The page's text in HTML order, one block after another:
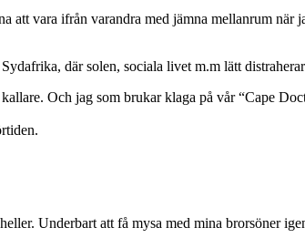
att vara ifrån varandra med jämna mellanrum
där solen, sociala livet m.m lätt
Och jag som brukar klaga på vår “Cape
Underbart att få mysa med mina brorsöner